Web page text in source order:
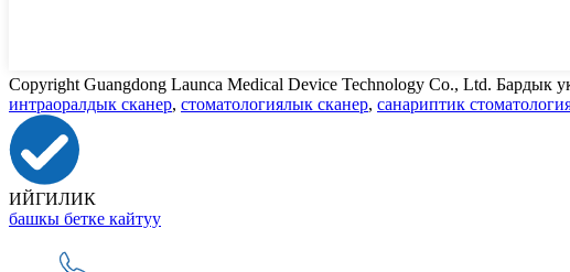
Copyright Guangdong Launca Medical Device Technology Co., Ltd. Бардык
интраоралдык сканер, стоматологиялык сканер, санариптик
ИЙГИЛИК
башкы бетке кайтуу